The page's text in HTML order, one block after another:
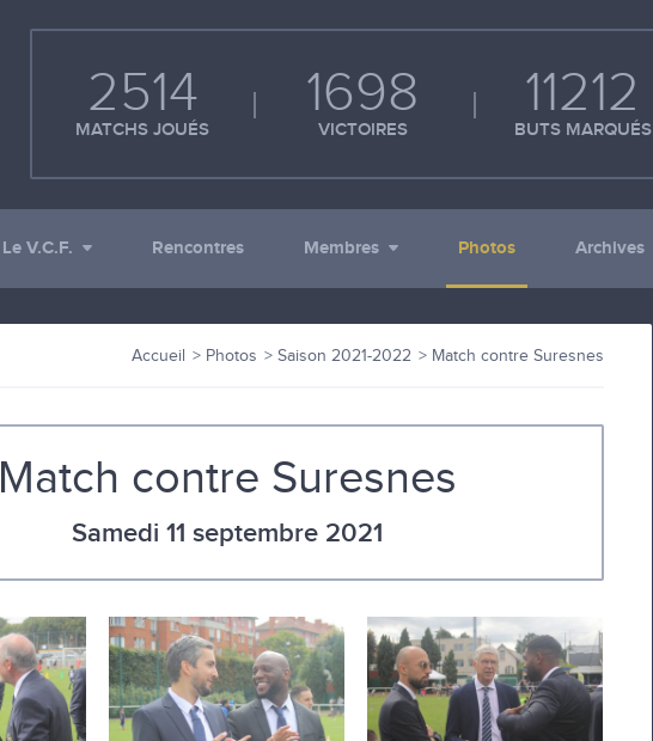
2514
MATCHS JOUÉS
1698
VICTOIRES
11212
BUTS MARQUÉS
Le V.C.F. Rencontres Membres Photos Archives
Accueil Photos Saison 2021-2022 Match contre Suresnes
Match contre Suresnes
Samedi 11 septembre 2021